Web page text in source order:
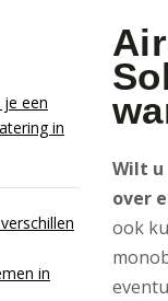
je een
in
in
Wilt u
over
ook